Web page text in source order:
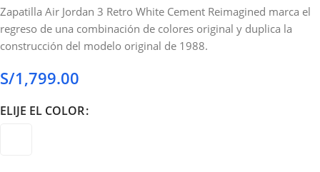
Zapatilla Air Jordan 3 Retro White Cement Reimagined marca el
regreso de una combinación de colores original y duplica la
construcción del modelo original de 1988.
S/1,799.00
ELIJE EL COLOR